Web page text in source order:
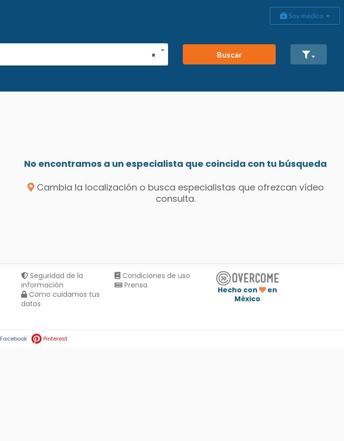
Soy médico
×
Buscar
No encontramos a un especialista que coincida con tu búsqueda
Cambia la localización o busca especialistas que ofrezcan vídeo
consulta.
Seguridad de la
información
Como cuidamos tus
datos
Condiciones de uso
Prensa
Hecho con
en
México
Facebook Pinterest